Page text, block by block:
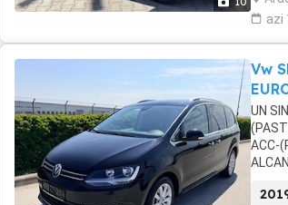
si
azi
Vw
UN
ACC-